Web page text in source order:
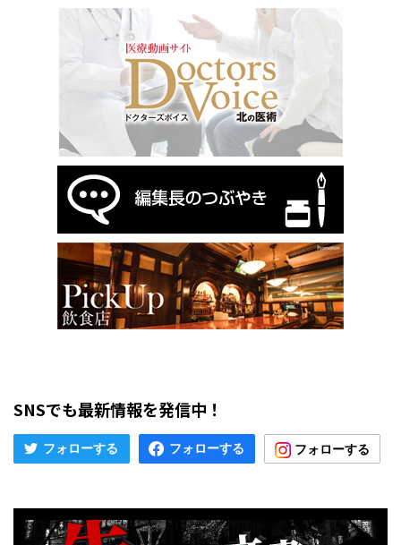
SNSでも最新情報を発信中！